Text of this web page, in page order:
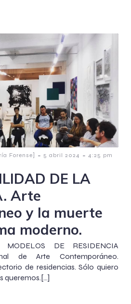
Forense] - 5 abril 2024 - 4:25 pm
DE LA
Arte
y la muerte
moderno.
DE RESIDENCIA
de Arte Contemporáneo.
de residencias. Sólo quiero
queremos.[…]